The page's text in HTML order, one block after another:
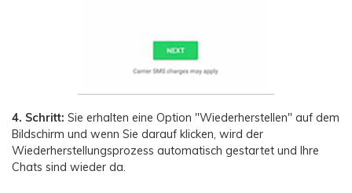
4. Schritt: Sie erhalten eine Option "Wiederherstellen" auf dem
Bildschirm und wenn Sie darauf klicken, wird der
Wiederherstellungsprozess automatisch gestartet und Ihre
Chats sind wieder da.